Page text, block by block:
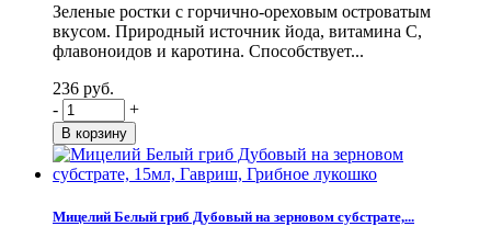
Зеленые ростки с горчично-ореховым островатым
вкусом. Природный источник йода, витамина С,
флавоноидов и каротина. Способствует...
236 руб.
-
+
Мицелий Белый гриб Дубовый на зерновом субстрате,...